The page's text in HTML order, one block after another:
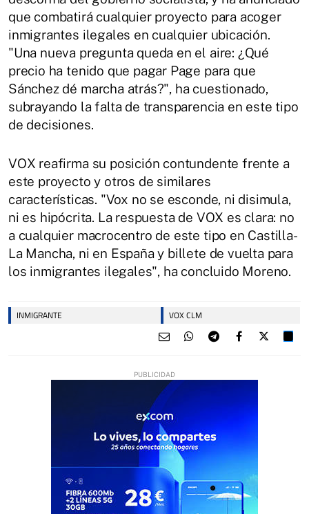
que combatirá cualquier proyecto para acoger
inmigrantes ilegales en cualquier ubicación.
"Una nueva pregunta queda en el aire: ¿Qué
precio ha tenido que pagar Page para que
Sánchez dé marcha atrás?", ha cuestionado,
subrayando la falta de transparencia en este tipo
de decisiones.
VOX reafirma su posición contundente frente a
este proyecto y otros de similares
características. "Vox no se esconde, ni disimula,
ni es hipócrita. La respuesta de VOX es clara: no
a cualquier macrocentro de este tipo en Castilla-
La Mancha, ni en España y billete de vuelta para
los inmigrantes ilegales", ha concluido Moreno.
INMIGRANTE VOX CLM